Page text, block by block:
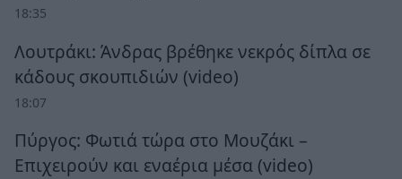
18:35
Λουτράκι: Άνδρας βρέθηκε νεκρός δίπλα σε
κάδους σκουπιδιών (video)
18:07
Πύργος: Φωτιά τώρα στο Μουζάκι –
Επιχειρούν και εναέρια μέσα (video)